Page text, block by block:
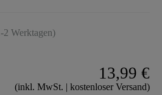
Werktagen)
13,99 €
(inkl. MwSt. | kostenloser Versand)